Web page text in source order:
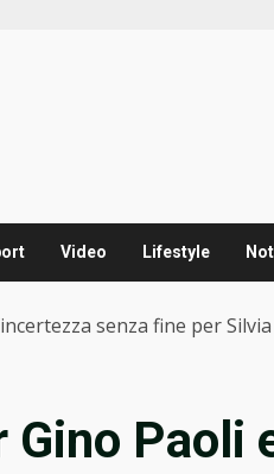
Video Lifestyle
senza fine per Silvia
Paoli